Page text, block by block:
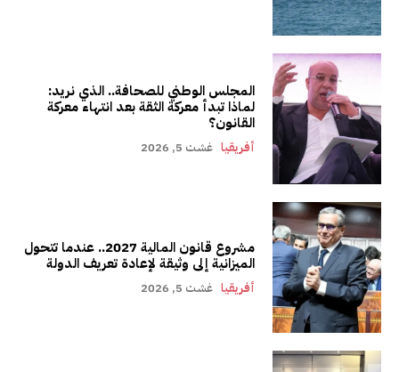
المجلس الوطني للصحافة.. الذي نريد:
لماذا تبدأ معركة الثقة بعد انتهاء معركة
القانون؟
أفريقيا غشت 5, 2026
مشروع قانون المالية 2027.. عندما تتحول
الميزانية إلى وثيقة لإعادة تعريف الدولة
أفريقيا غشت 5, 2026